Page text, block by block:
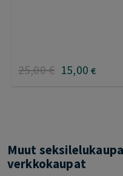
25,00€ 15,00 €
Muut
verkkokaupat